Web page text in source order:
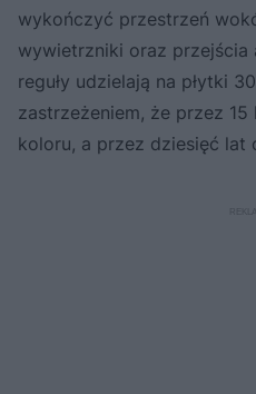
wykończyć przestrzeń
wywietrzniki oraz przejścia
reguły udzielają na płytki
zastrzeżeniem, że przez
koloru, a przez dziesięć lat